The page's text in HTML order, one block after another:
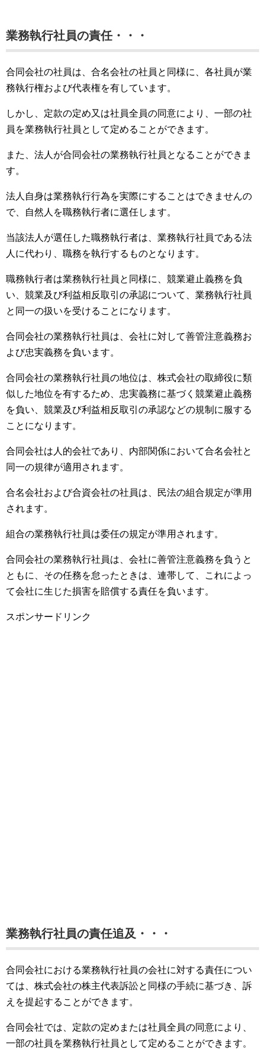
業務執行社員の責任・・・
合同会社の社員は、合名会社の社員と同様に、各社員が業
務執行権および代表権を有しています。
しかし、定款の定め又は社員全員の同意により、一部の社
員を業務執行社員として定めることができます。
また、法人が合同会社の業務執行社員となることができま
す。
法人自身は業務執行行為を実際にすることはできませんの
で、自然人を職務執行者に選任します。
当該法人が選任した職務執行者は、業務執行社員である法
人に代わり、職務を執行するものとなります。
職務執行者は業務執行社員と同様に、競業避止義務を負
い、競業及び利益相反取引の承認について、業務執行社員
と同一の扱いを受けることになります。
合同会社の業務執行社員は、会社に対して善管注意義務お
よび忠実義務を負います。
合同会社の業務執行社員の地位は、株式会社の取締役に類
似した地位を有するため、忠実義務に基づく競業避止義務
を負い、競業及び利益相反取引の承認などの規制に服する
ことになります。
合同会社は人的会社であり、内部関係において合名会社と
同一の規律が適用されます。
合名会社および合資会社の社員は、民法の組合規定が準用
されます。
組合の業務執行社員は委任の規定が準用されます。
合同会社の業務執行社員は、会社に善管注意義務を負うと
ともに、その任務を怠ったときは、連帯して、これによっ
て会社に生じた損害を賠償する責任を負います。
スポンサードリンク
業務執行社員の責任追及・・・
合同会社における業務執行社員の会社に対する責任につい
ては、株式会社の株主代表訴訟と同様の手続に基づき、訴
えを提起することができます。
合同会社では、定款の定めまたは社員全員の同意により、
一部の社員を業務執行社員として定めることができます。